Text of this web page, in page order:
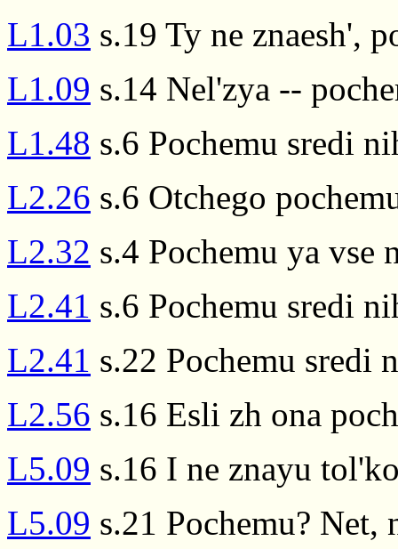
L1.03 s.19 Ty ne znaesh',
L1.09 s.14 Nel'zya --
L1.48 s.6 Pochemu sredi
L2.26 s.6 Otchego
L2.32 s.4 Pochemu ya vse
L2.41 s.6 Pochemu sredi
L2.41 s.22 Pochemu sredi
L2.56 s.16 Esli zh ona
L5.09 s.16 I ne znayu
L5.09 s.21 Pochemu? Net,